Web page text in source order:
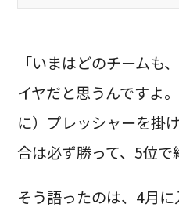
「いまはどのチームも
イヤだと思うんですよ
に）プレッシャーを掛
合は必ず勝って、5位で
そう語ったのは、4月